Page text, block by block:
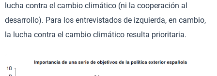
lucha contra el cambio climático (ni la cooperación al
desarrollo). Para los entrevistados de izquierda, en cambio,
la lucha contra el cambio climático resulta prioritaria.